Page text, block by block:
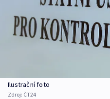
Ilustrační foto
Zdroj: ČT24